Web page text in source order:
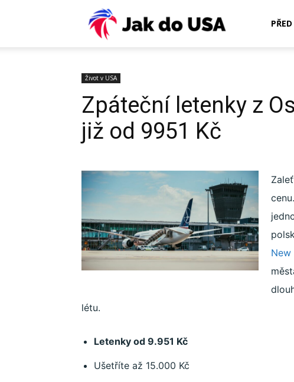
ESTA,
pojištění,
práce,
Život v USA
Zpáteční letenky z
již od 9951 Kč
New
létu.
Letenky od 9.951 Kč
Ušetříte až 15.000 Kč